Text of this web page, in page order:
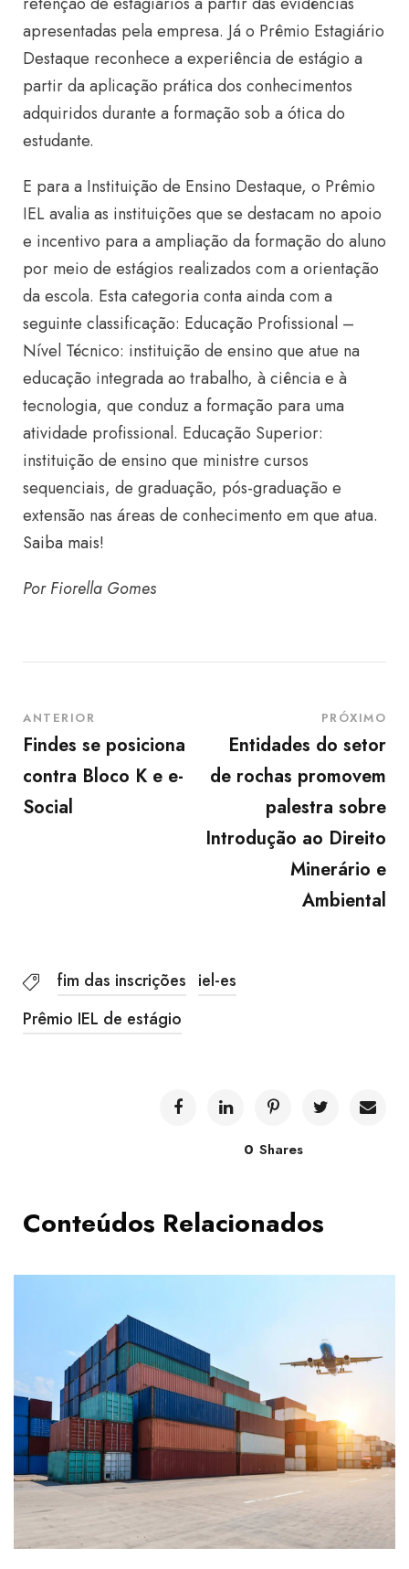
apresentadas pela empresa. Já o Prêmio Estagiário
Destaque reconhece a experiência de estágio a
partir da aplicação prática dos conhecimentos
adquiridos durante a formação sob a ótica do
estudante.
E para a Instituição de Ensino Destaque, o Prêmio
IEL avalia as instituições que se destacam no apoio
e incentivo para a ampliação da formação do aluno
por meio de estágios realizados com a orientação
da escola. Esta categoria conta ainda com a
seguinte classificação: Educação Profissional –
Nível Técnico: instituição de ensino que atue na
educação integrada ao trabalho, à ciência e à
tecnologia, que conduz a formação para uma
atividade profissional. Educação Superior:
instituição de ensino que ministre cursos
sequenciais, de graduação, pós-graduação e
extensão nas áreas de conhecimento em que atua.
Saiba mais!
Por Fiorella Gomes
ANTERIOR
Findes se posiciona
contra Bloco K e e-
Social
PRÓXIMO
Entidades do setor
de rochas promovem
palestra sobre
Introdução ao Direito
Minerário e
Ambiental
fim das inscrições iel-es
Prêmio IEL de estágio
0 Shares
Conteúdos Relacionados